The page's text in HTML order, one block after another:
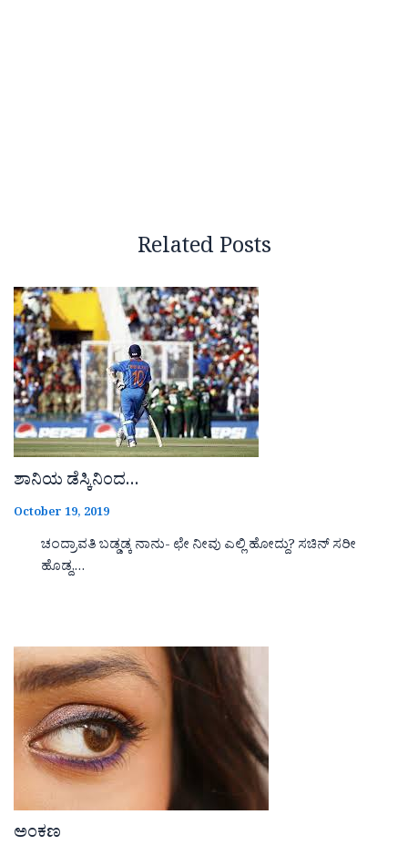
Related Posts
ಶಾನಿಯ ಡೆಸ್ಕಿನಿಂದ…
October 19, 2019
ಚಂದ್ರಾವತಿ ಬಡ್ಡಡ್ಕ ನಾನು- ಛೇ ನೀವು ಎಲ್ಲಿ ಹೋದ್ದು? ಸಚಿನ್ ಸರೀ
ಹೊಡ್ದ,…
ಅಂಕಣ